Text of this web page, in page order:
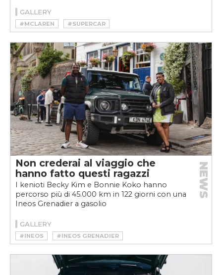
GALLERY
#MCLAREN #SUPERCAR
Non crederai al viaggio che
hanno fatto questi ragazzi
I kenioti Becky Kim e Bonnie Koko hanno
percorso più di 45.000 km in 122 giorni con una
Ineos Grenadier a gasolio
NEWS
GALLERY
#INEOS #INEOS GRENADIER